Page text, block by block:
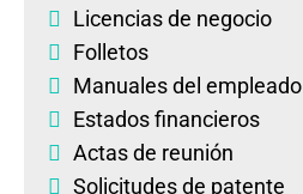
Licencias de negocio
Folletos
Manuales del empleado
Estados financieros
Actas de reunión
Solicitudes de patente